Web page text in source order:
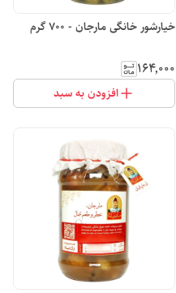
خیارشور خانگی مارجان - 700 گرم
۱۶۴٬۰۰۰
افزودن به سبد